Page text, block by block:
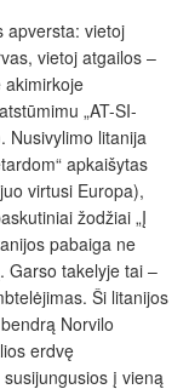
apversta: vietoj
vietoj atgailos –
akimirkoje
„AT-SI-
Nusivylimo litanija
apkaišytas
virtusi Europa),
žodžiai „Į
pabaiga ne
Garso takelyje tai –
Ši litanijos
Norvilo
erdvę
į vieną